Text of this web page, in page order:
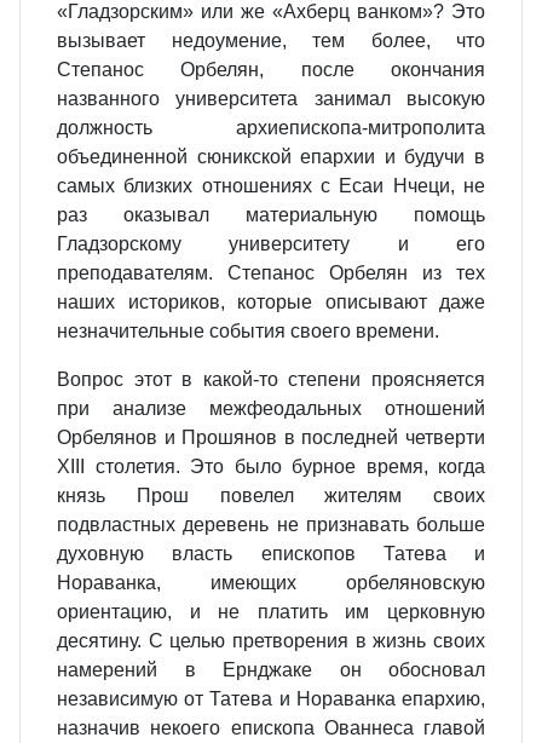
«Гладзорским» или же «Ахберц ванком»? Это
вызывает недоумение, тем более, что
Степанос Орбелян, после окончания
названного университета занимал высокую
должность архиепископа-митрополита
объединенной сюникской епархии и будучи в
самых близких отношениях с Есаи Нчеци, не
раз оказывал материальную помощь
Гладзорскому университету и его
преподавателям. Степанос Орбелян из тех
наших историков, которые описывают даже
незначительные события своего времени.
Вопрос этот в какой-то степени проясняется
при анализе межфеодальных отношений
Орбелянов и Прошянов в последней четверти
XIII столетия. Это было бурное время, когда
князь Прош повелел жителям своих
подвластных деревень не признавать больше
духовную власть епископов Татева и
Нораванка, имеющих орбеляновскую
ориентацию, и не платить им церковную
десятину. С целью претворения в жизнь своих
намерений в Ернджаке он обосновал
независимую от Татева и Нораванка епархию,
назначив некоего епископа Ованнеса главой